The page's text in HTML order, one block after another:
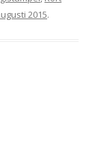
2015.